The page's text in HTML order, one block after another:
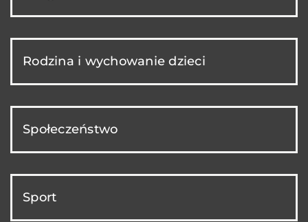
Rodzina i wychowanie dzieci
Społeczeństwo
Sport